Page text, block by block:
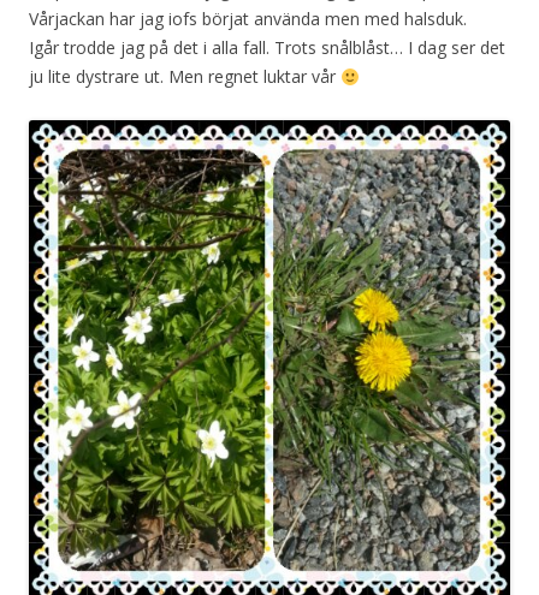
Vårjackan har jag iofs börjat använda men med halsduk.
Igår trodde jag på det i alla fall. Trots snålblåst… I dag ser det
ju lite dystrare ut. Men regnet luktar vår